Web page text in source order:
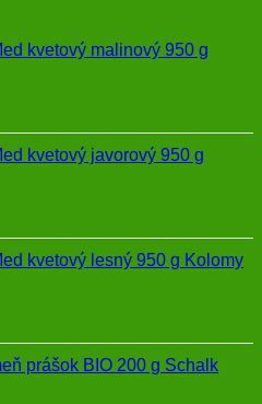
kvetový malinový 950 g
kvetový javorový 950 g
kvetový lesný 950 g Kolomy
prášok BIO 200 g Schalk